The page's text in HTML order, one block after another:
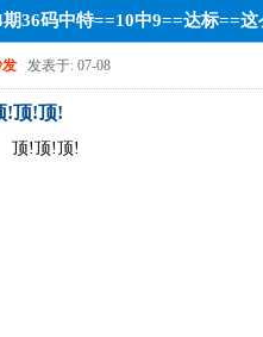
36码中特==10中9==达标==
发 发表于: 07-08
!顶!顶!
顶!顶!顶!